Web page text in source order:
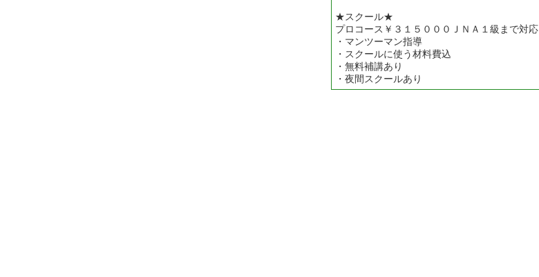
★スクール★
プロコース￥３１５０００ＪＮＡ１級まで対応
・マンツーマン指導
・スクールに使う材料費込
・無料補講あり
・夜間スクールあり